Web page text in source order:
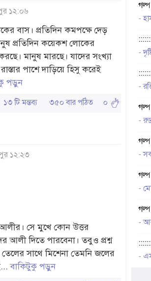
১২:০৬
বাস। প্রতিদিন কমপক্ষে দেড়
প্রতিদিন কয়েকশ লোকের
মানুষ মারছে। যাদের সংখ্যা
পাশে দাড়িয়ে হিসু করেই
পড়ুন
১৩ টি মন্তব্য ৩৫০ বার পঠিত ০
১২:২৩
আলীর। সে মুখে কোন উত্তর
আলী দিতে পারবেনা। তবুও প্রশ্ন
সাথে মিশেনা তেমনি জলের
বাকিটুকু পড়ুন
-
-
-
-
-
-
-
-